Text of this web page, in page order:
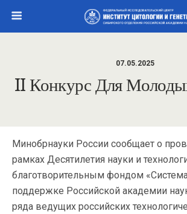
07.05.2025
II Конкурс Для
Минобрнауки России сообщает о
рамках Десятилетия науки и
благотворительным фондом
поддержке Российской академии
ряда ведущих российских